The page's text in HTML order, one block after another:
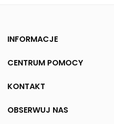
INFORMACJE
CENTRUM POMOCY
KONTAKT
OBSERWUJ NAS